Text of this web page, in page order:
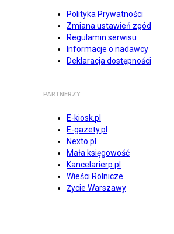
Polityka Prywatności
Zmiana ustawień zgód
Regulamin serwisu
Informacje o nadawcy
Deklaracja dostępności
PARTNERZY
E-kiosk.pl
E-gazety.pl
Nexto.pl
Mała księgowość
Kancelarierp.pl
Wieści Rolnicze
Życie Warszawy